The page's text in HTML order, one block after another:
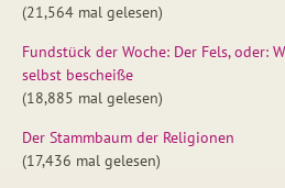
(21,564 mal gelesen)
Fundstück der Woche: Der Fels, oder:
selbst bescheiße
(18,885 mal gelesen)
Der Stammbaum der Religionen
(17,436 mal gelesen)